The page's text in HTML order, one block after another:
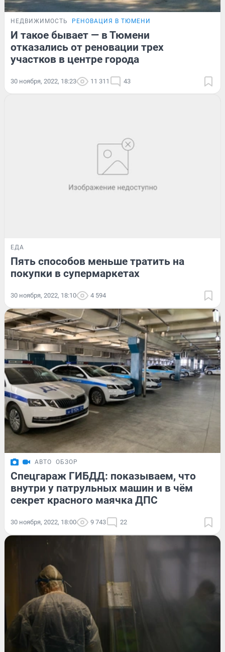
НЕДВИЖИМОСТЬ РЕНОВАЦИЯ В ТЮМЕНИ
И такое бывает — в Тюмени
отказались от реновации трех
участков в центре города
30 ноября, 2022, 18:23 11 311 43
ЕДА
Пять способов меньше тратить на
покупки в супермаркетах
30 ноября, 2022, 18:10 4 594
АВТО ОБЗОР
Спецгараж ГИБДД: показываем, что
внутри у патрульных машин и в чём
секрет красного маячка ДПС
30 ноября, 2022, 18:00 9 743 22